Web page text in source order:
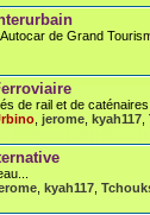
de Grand
de rail et de
jerome kyah117
kyah117